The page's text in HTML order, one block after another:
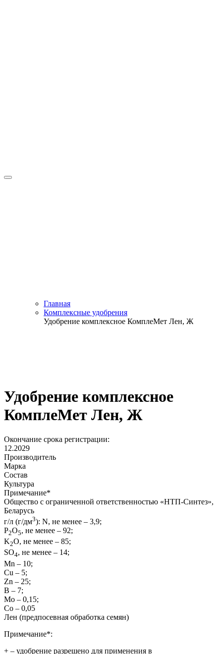
Главная
Комплексные удобрения
Удобрение комплексное КомплеМет Лен, Ж
Удобрение комплексное
КомплеМет Лен, Ж
Окончание срока регистрации:
12.2029
Производитель
Марка
Состав
Культура
Примечание*
Общество с ограниченной ответственностью «НТП-Синтез»,
Беларусь
г/л (г/дм3): N, не менее – 3,9;
P2O5, не менее – 92;
K2O, не менее – 85;
SО4, не менее – 14;
Mn – 10;
Cu – 5;
Zn – 25;
B – 7;
Mo – 0,15;
Co – 0,05
Лен (предпосевная обработка семян)
Примечание*:
+ – удобрение разрешено для применения в